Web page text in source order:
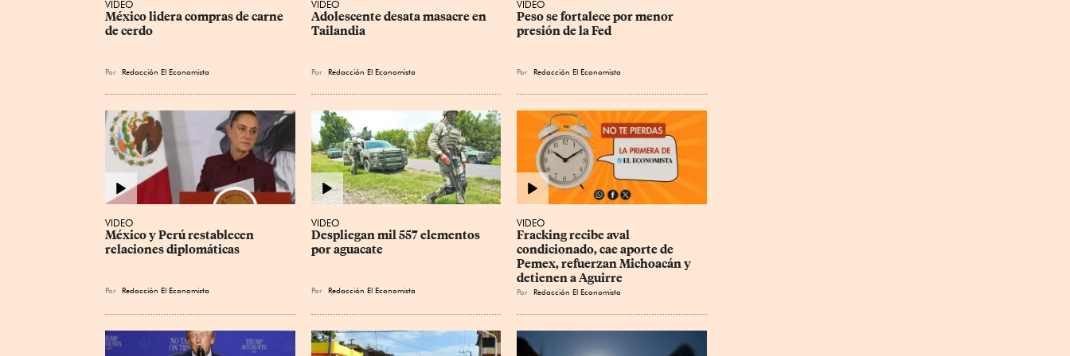
VIDEO
México lidera compras de carne
de cerdo
Por Redacción El Economista
VIDEO
Adolescente desata masacre en
Tailandia
Por Redacción El Economista
VIDEO
Peso se fortalece por menor
presión de la Fed
Por Redacción El Economista
VIDEO
México y Perú restablecen
relaciones diplomáticas
Por Redacción El Economista
VIDEO
Despliegan mil 557 elementos
por aguacate
Por Redacción El Economista
VIDEO
Fracking recibe aval
condicionado, cae aporte de
Pemex, refuerzan Michoacán y
detienen a Aguirre
Por Redacción El Economista